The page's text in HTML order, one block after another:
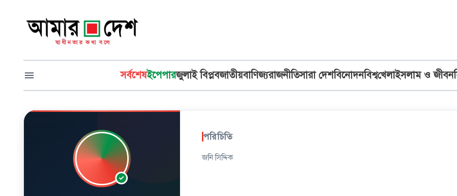
সর্বশেষইপেপারজুলাই বিপ্লবজাতীয়বাণিজ্যরাজনীতিসারা দেশবিনোদনবিশ্বখেলাইসলাম ও জীবন
পরিচিতি
জনি সিদ্দিক